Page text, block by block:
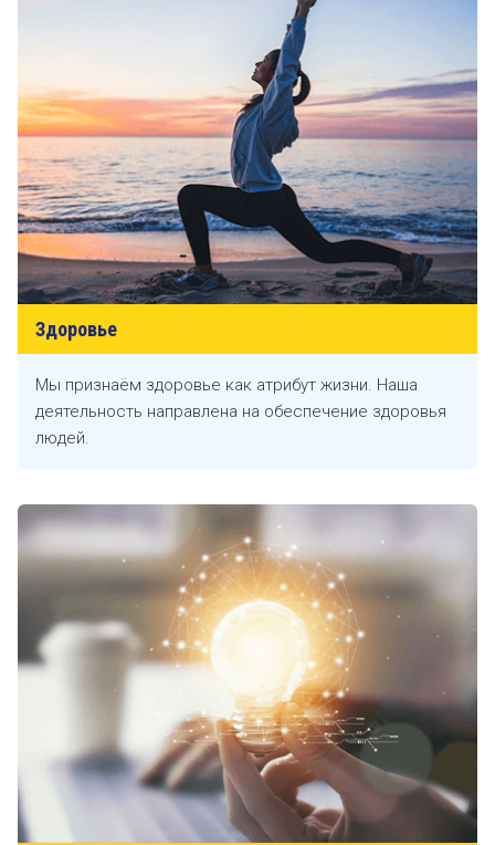
Здоровье
Мы признаём здоровье как атрибут жизни. Наша
деятельность направлена на обеспечение здоровья
людей.